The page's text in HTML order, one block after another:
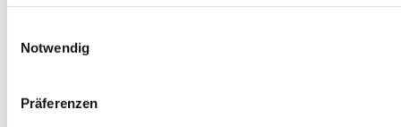
Notwendig
Präferenzen